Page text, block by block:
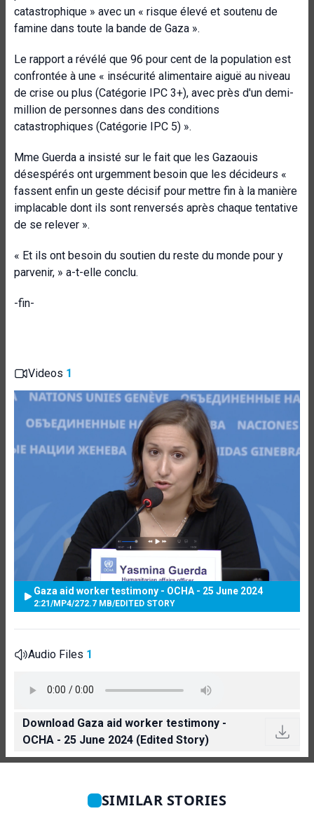
catastrophique » avec un « risque élevé et soutenu de
famine dans toute la bande de Gaza ».
Le rapport a révélé que 96 pour cent de la population est
confrontée à une « insécurité alimentaire aiguë au niveau
de crise ou plus (Catégorie IPC 3+), avec près d'un demi-
million de personnes dans des conditions
catastrophiques (Catégorie IPC 5) ».
Mme Guerda a insisté sur le fait que les Gazaouis
désespérés ont urgemment besoin que les décideurs «
fassent enfin un geste décisif pour mettre fin à la manière
implacable dont ils sont renversés après chaque tentative
de se relever ».
« Et ils ont besoin du soutien du reste du monde pour y
parvenir, » a-t-elle conclu.
-fin-
Videos 1
Gaza aid worker testimony - OCHA - 25 June 2024
2:21 /MP4/272.7 MB/EDITED STORY
Audio Files 1
Download Gaza aid worker testimony -
OCHA - 25 June 2024 (Edited Story)
SIMILAR STORIES